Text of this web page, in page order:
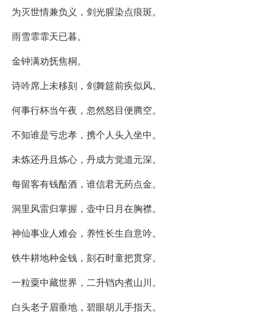
为灭世情兼负义，剑光腥染点痕斑。
雨雪霏霏天已暮。
金钟满劝抚焦桐。
诗吟席上未移刻，剑舞筵前疾似风。
何事行杯当午夜，忽然怒目便腾空。
不知谁是亏忠孝，携个人头入坐中。
未炼还丹且炼心，丹成方觉道元深。
每留客有钱酤酒，谁信君无药点金。
洞里风雷归掌握，壶中日月在胸襟。
神仙事业人难会，养性长生自意吟。
铁牛耕地种金钱，刻石时童把贯穿。
一粒粟中藏世界，二升铛内煮山川。
白头老子眉垂地，碧眼胡儿手指天。